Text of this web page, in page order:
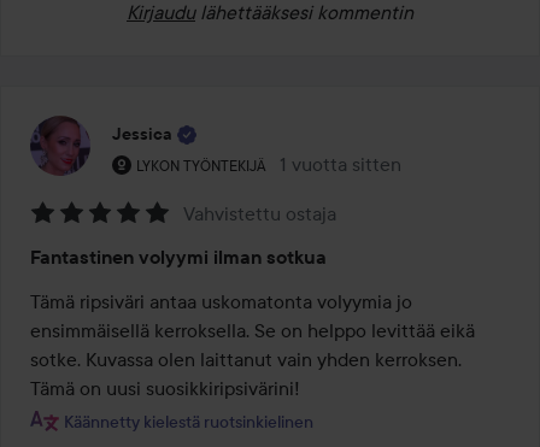
Kirjaudu lähettääksesi kommentin
Jessica
LYKON TYÖNTEKIJÄ
Käyttäjän rooli: Lykon työntekijä.
1 vuotta sitten
Viesti luotiin 1 vuotta sitten
5
/
5
Vahvistettu ostaja
Fantastinen volyymi ilman sotkua
Tämä ripsiväri antaa uskomatonta volyymia jo
ensimmäisellä kerroksella. Se on helppo levittää eikä
sotke. Kuvassa olen laittanut vain yhden kerroksen.
Tämä on uusi suosikkiripsivärini!
Käännetty kielestä ruotsinkielinen